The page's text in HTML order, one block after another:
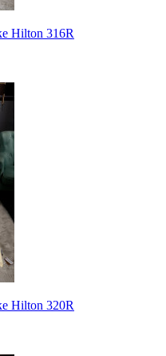
Hilton 316R
Hilton 320R